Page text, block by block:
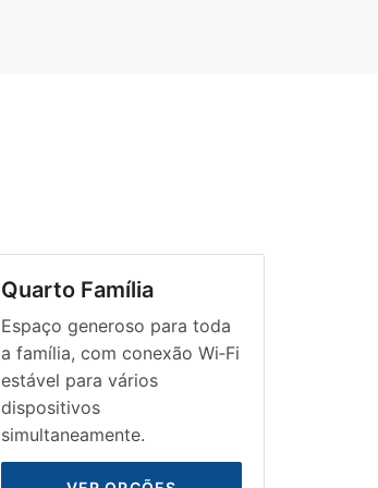
Quarto Família
Espaço generoso para toda
a família, com conexão Wi‑Fi
estável para vários
dispositivos
simultaneamente.